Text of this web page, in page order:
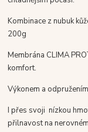
Kombinace z nubuk
200g
Membrána CLIMA
komfort.
Výkonem a
I přes svoji nízkou
přilnavost na nerovném